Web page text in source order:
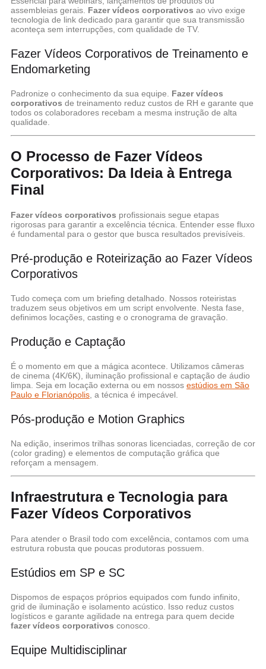
assembleias gerais. Fazer vídeos corporativos ao vivo exige
tecnologia de link dedicado para garantir que sua transmissão
aconteça sem interrupções, com qualidade de TV.
Fazer Vídeos Corporativos de Treinamento e
Endomarketing
Padronize o conhecimento da sua equipe. Fazer vídeos
corporativos de treinamento reduz custos de RH e garante que
todos os colaboradores recebam a mesma instrução de alta
qualidade.
O Processo de Fazer Vídeos
Corporativos: Da Ideia à Entrega
Final
Fazer vídeos corporativos profissionais segue etapas
rigorosas para garantir a excelência técnica. Entender esse fluxo
é fundamental para o gestor que busca resultados previsíveis.
Pré-produção e Roteirização ao Fazer Vídeos
Corporativos
Tudo começa com um briefing detalhado. Nossos roteiristas
traduzem seus objetivos em um script envolvente. Nesta fase,
definimos locações, casting e o cronograma de gravação.
Produção e Captação
É o momento em que a mágica acontece. Utilizamos câmeras
de cinema (4K/6K), iluminação profissional e captação de áudio
limpa. Seja em locação externa ou em nossos estúdios em São
Paulo e Florianópolis, a técnica é impecável.
Pós-produção e Motion Graphics
Na edição, inserimos trilhas sonoras licenciadas, correção de cor
(color grading) e elementos de computação gráfica que
reforçam a mensagem.
Infraestrutura e Tecnologia para
Fazer Vídeos Corporativos
Para atender o Brasil todo com excelência, contamos com uma
estrutura robusta que poucas produtoras possuem.
Estúdios em SP e SC
Dispomos de espaços próprios equipados com fundo infinito,
grid de iluminação e isolamento acústico. Isso reduz custos
logísticos e garante agilidade na entrega para quem decide
fazer vídeos corporativos conosco.
Equipe Multidisciplinar